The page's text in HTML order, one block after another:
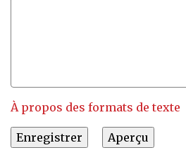
À propos des formats de texte